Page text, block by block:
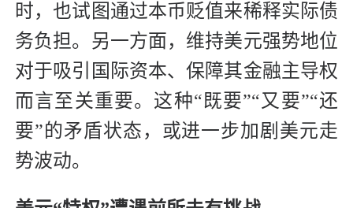
时，也试图通过本币贬值来稀释实际债
务负担。另一方面，维持美元强势地位
对于吸引国际资本、保障其金融主导权
而言至关重要。这种“既要”“又要”“还
要”的矛盾状态，或进一步加剧美元走
势波动。